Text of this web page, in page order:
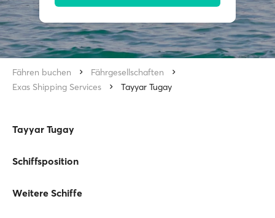
Fähren buchen
Fährgesellschaften
Exas Shipping Services
Tayyar Tugay
Tayyar Tugay
Schiffsposition
Weitere Schiffe